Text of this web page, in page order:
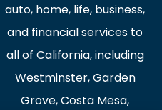
auto, home, life, business,
and financial services to
all of California, including
Westminster, Garden
Grove, Costa Mesa,